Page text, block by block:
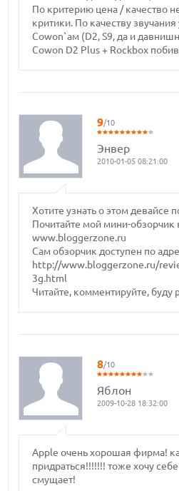
По критерию цена / качество
критики. По качеству
Cowon`ам (D2, S9, да и
Cowon D2 Plus + Rockbox
9/10
Энвер
2010-01-05 08:21:00
Хотите узнать о этом девайсе
Почитайте мой мини-обзорчик
www.bloggerzone.ru
Сам обзорчик доступен по
http://www.bloggerzone.ru/
3g.html
Читайте, комментируйте, буду
8/10
Яблон
2009-10-28 18:32:00
Аррle очень хорошая фирма!
придраться!!!!!!! тоже хочу
смущает!